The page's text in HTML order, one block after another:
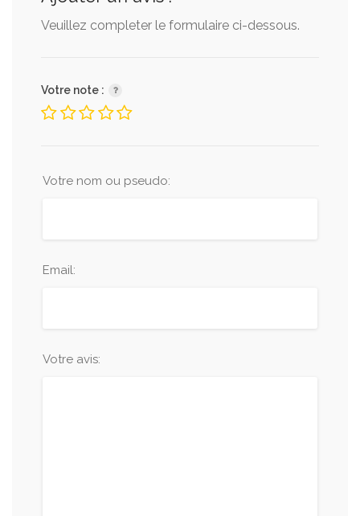
Veuillez completer le formulaire ci-dessous.
Votre note :
Votre nom ou pseudo:
Email:
Votre avis: